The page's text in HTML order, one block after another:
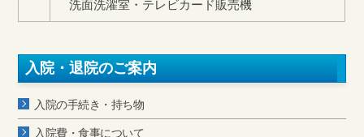
洗面洗濯室・テレビカード販売機
入院・退院のご案内
入院の手続き・持ち物
入院費・食事について